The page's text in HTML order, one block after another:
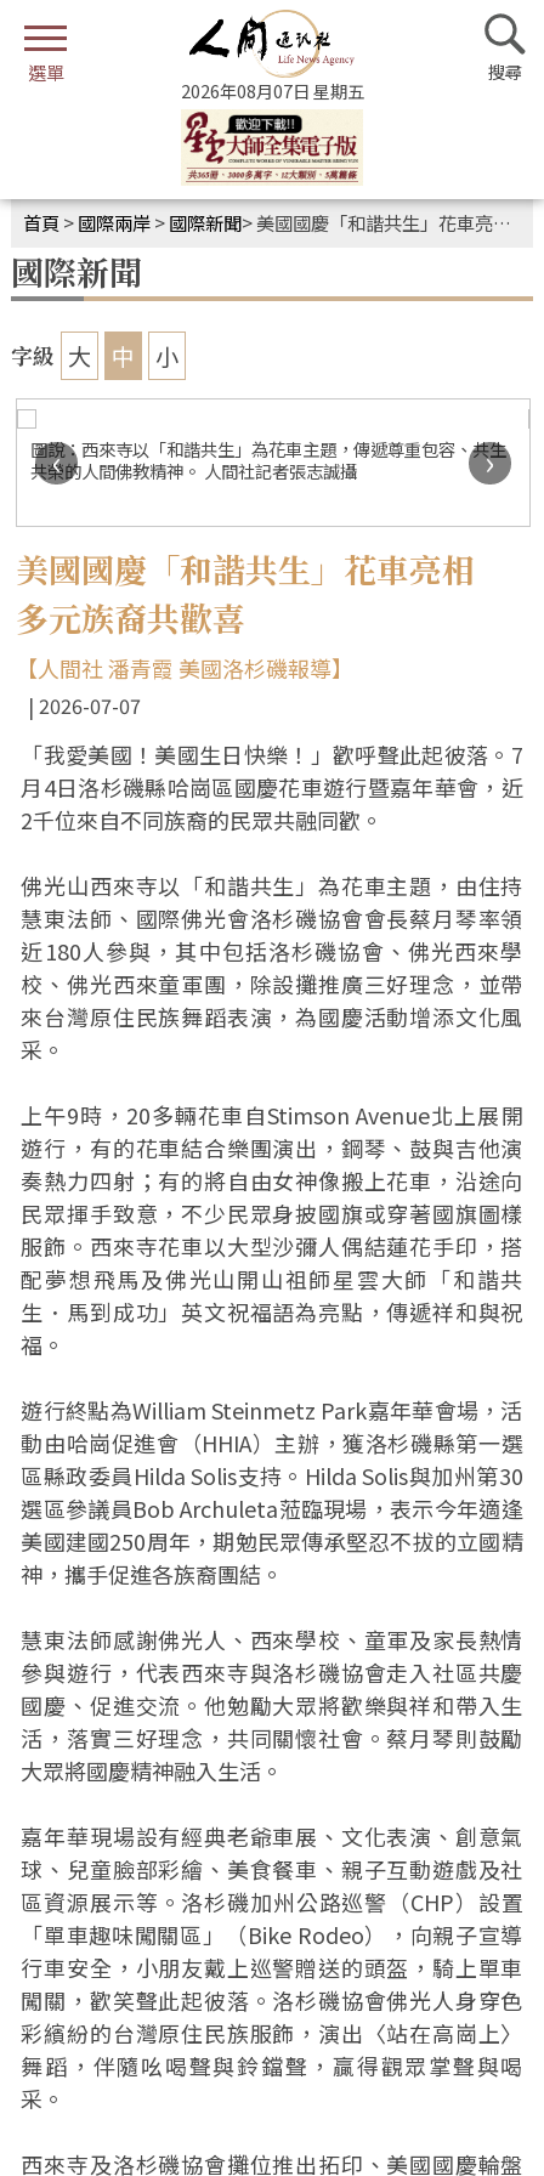
2026年08月07日 星期五
首頁 >國際兩岸>國際新聞>美國國慶「和諧共生」花車亮相 多元族裔共歡喜
國際新聞
字級 大 中 小
圖說：西來寺以「和諧共生」為花車主題，傳遞尊重包容、共生
共榮的人間佛教精神。 人間社記者張志誠攝
‹ ›
美國國慶「和諧共生」花車亮相
多元族裔共歡喜
【人間社 潘青霞 美國洛杉磯報導】
2026-07-07
「我愛美國！美國生日快樂！」歡呼聲此起彼落。7
月4日洛杉磯縣哈崗區國慶花車遊行暨嘉年華會，近
2千位來自不同族裔的民眾共融同歡。
佛光山西來寺以「和諧共生」為花車主題，由住持
慧東法師、國際佛光會洛杉磯協會會長蔡月琴率領
近180人參與，其中包括洛杉磯協會、佛光西來學
校、佛光西來童軍團，除設攤推廣三好理念，並帶
來台灣原住民族舞蹈表演，為國慶活動增添文化風
采。
上午9時，20多輛花車自Stimson Avenue北上展開
遊行，有的花車結合樂團演出，鋼琴、鼓與吉他演
奏熱力四射；有的將自由女神像搬上花車，沿途向
民眾揮手致意，不少民眾身披國旗或穿著國旗圖樣
服飾。西來寺花車以大型沙彌人偶結蓮花手印，搭
配夢想飛馬及佛光山開山祖師星雲大師「和諧共
生．馬到成功」英文祝福語為亮點，傳遞祥和與祝
福。
遊行終點為William Steinmetz Park嘉年華會場，活
動由哈崗促進會（HHIA）主辦，獲洛杉磯縣第一選
區縣政委員Hilda Solis支持。Hilda Solis與加州第30
選區參議員Bob Archuleta蒞臨現場，表示今年適逢
美國建國250周年，期勉民眾傳承堅忍不拔的立國精
神，攜手促進各族裔團結。
慧東法師感謝佛光人、西來學校、童軍及家長熱情
參與遊行，代表西來寺與洛杉磯協會走入社區共慶
國慶、促進交流。他勉勵大眾將歡樂與祥和帶入生
活，落實三好理念，共同關懷社會。蔡月琴則鼓勵
大眾將國慶精神融入生活。
嘉年華現場設有經典老爺車展、文化表演、創意氣
球、兒童臉部彩繪、美食餐車、親子互動遊戲及社
區資源展示等。洛杉磯加州公路巡警（CHP）設置
「單車趣味闖關區」（Bike Rodeo），向親子宣導
行車安全，小朋友戴上巡警贈送的頭盔，騎上單車
闖關，歡笑聲此起彼落。洛杉磯協會佛光人身穿色
彩繽紛的台灣原住民族服飾，演出〈站在高崗上〉
舞蹈，伴隨吆喝聲與鈴鐺聲，贏得觀眾掌聲與喝
采。
西來寺及洛杉磯協會攤位推出拓印、美國國慶輪盤